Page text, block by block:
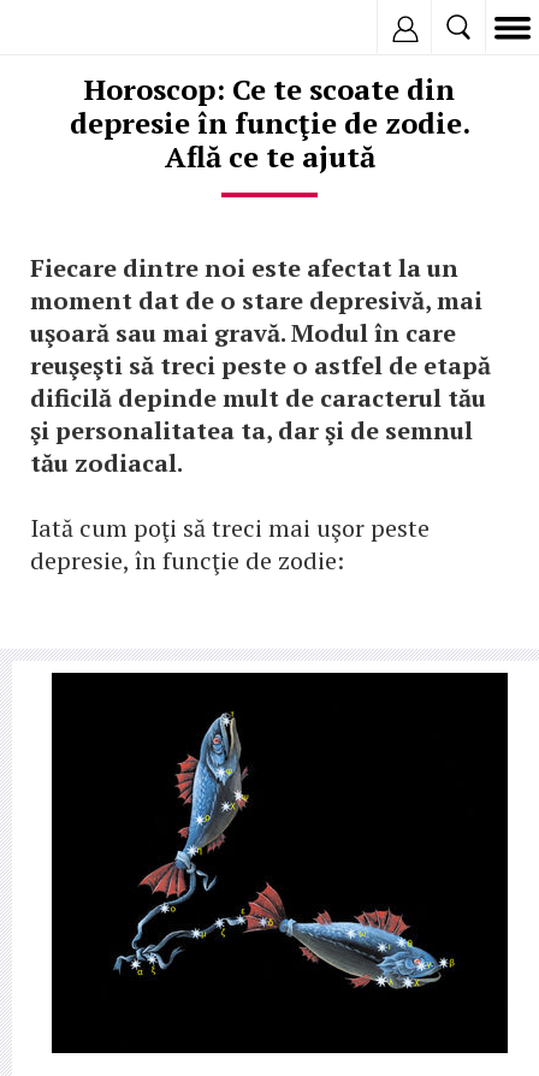
Horoscop: Ce te scoate din
depresie în funcţie de zodie.
Află ce te ajută
Fiecare dintre noi este afectat la un
moment dat de o stare depresivă, mai
uşoară sau mai gravă. Modul în care
reuşeşti să treci peste o astfel de etapă
dificilă depinde mult de caracterul tău
şi personalitatea ta, dar şi de semnul
tău zodiacal.
Iată cum poţi să treci mai uşor peste
depresie, în funcţie de zodie: